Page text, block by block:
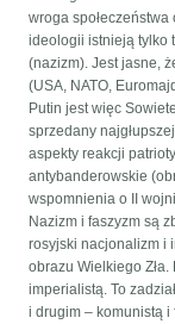
wroga społeczeństwa
ideologii istnieją tylko
(nazizm). Jest jasne,
(USA, NATO,
Putin jest więc
sprzedany
aspekty reakcji
antybanderowskie
wspomnienia o II
Nazizm i faszyzm są
rosyjski nacjonalizm i
obrazu Wielkiego
imperialistą. To
i drugim – komunistą